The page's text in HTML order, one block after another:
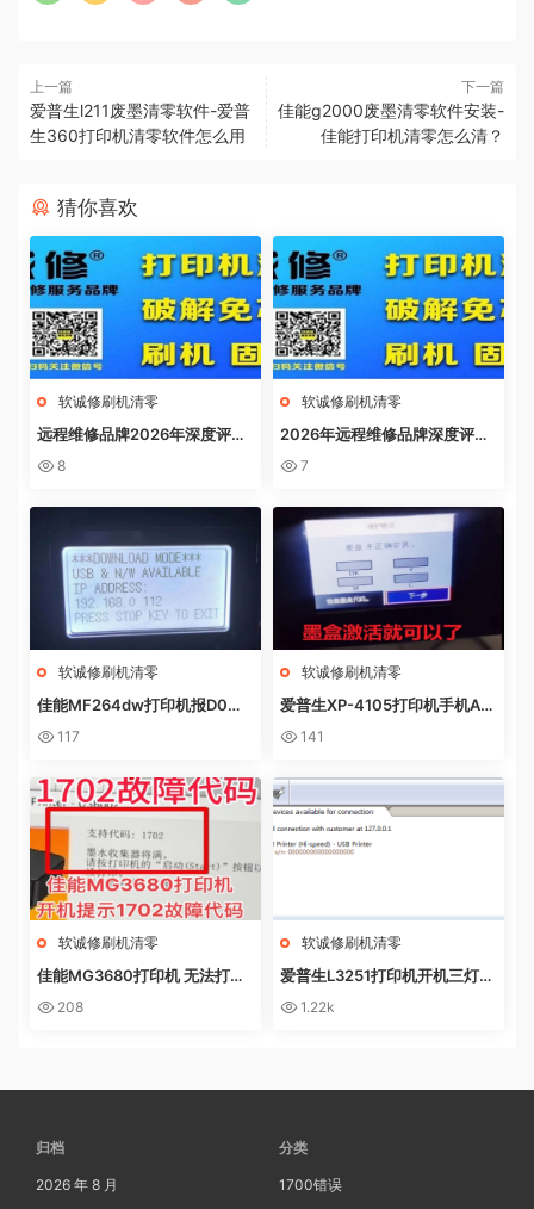
上一篇
爱普生l211废墨清零软件-爱普
生360打印机清零软件怎么用
下一篇
佳能g2000废墨清零软件安装-
佳能打印机清零怎么清？
猜你喜欢
软诚修刷机清零
远程维修品牌2026年深度评
测：软诚修、远城修吧、远城在
8
软诚修刷机清零
2026年远程维修品牌深度评
测：软诚修、远城修吧、远城在
7
软诚修刷机清零
佳能MF264dw打印机报D0W
NL0AD MODE快速解决方法
117
软诚修刷机清零
爱普生XP-4105打印机手机AP
P上点了更新固件之后不识别墨
141
软诚修刷机清零
佳能MG3680打印机 无法打印
电脑提示错误代码5B02 废墨收
208
软诚修刷机清零
爱普生L3251打印机开机三灯长
亮 无自检动作
1.22k
归档
2026 年 8 月
分类
1700错误